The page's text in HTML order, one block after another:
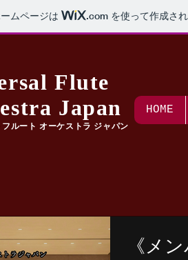
ムページは .comを使って作成さ
Flute
Japan
ルート オーケストラ ジャパン
HOME
《メ